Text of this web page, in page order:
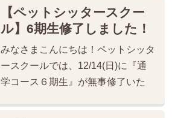
【ペットシッタースクー
ル】6期生修了しました！
みなさまこんにちは！ペットシッタ
ースクールでは、12/14(日)に『通
学コース６期生』が無事修了いた